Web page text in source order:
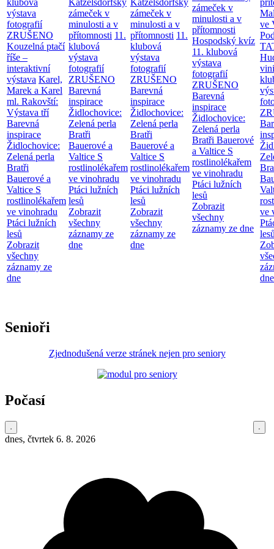
výstava
fotografií
ZRUŠENO
Kouzelná ptačí
říše –
interaktivní
výstava Karel,
Marek a Karel
ml. Rakovští:
Výstava tří
Barevná
inspirace
Židlochovice:
Zelená perla
Bratři
Bauerové a
Valtice S
rostlinolékařem
ve vinohradu
Ptáci lužních
lesů
Zobrazit
všechny
záznamy ze
dne
zámeček v
minulosti a v
přítomnosti 11.
klubová
výstava
fotografií
ZRUŠENO
Barevná
inspirace
Židlochovice:
Zelená perla
Bratři
Bauerové a
Valtice S
rostlinolékařem
ve vinohradu
Ptáci lužních
lesů
Zobrazit
všechny
záznamy ze
dne
zámeček v
minulosti a v
přítomnosti 11.
klubová
výstava
fotografií
ZRUŠENO
Barevná
inspirace
Židlochovice:
Zelená perla
Bratři
Bauerové a
Valtice S
rostlinolékařem
ve vinohradu
Ptáci lužních
lesů
Zobrazit
všechny
záznamy ze
dne
zámeček v
minulosti a v
přítomnosti
Hospodský kvíz
11. klubová
výstava
fotografií
ZRUŠENO
Barevná
inspirace
Židlochovice:
Zelená perla
Bratři Bauerové
a Valtice S
rostlinolékařem
ve vinohradu
Ptáci lužních
lesů
Zobrazit
všechny
záznamy ze dne
ve
ve
dne
Senioři
Zjednodušená verze stránek nejen pro seniory
Počasí
dnes, čtvrtek 6. 8. 2026